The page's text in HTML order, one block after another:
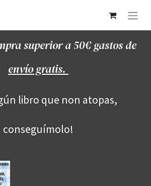
superior a 50€ gastos de
envío gratis.
libro que non atopas,
conseguímolo!